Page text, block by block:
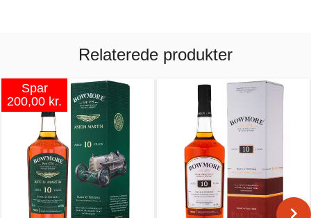
Relaterede produkter
Spar
200,00 kr.